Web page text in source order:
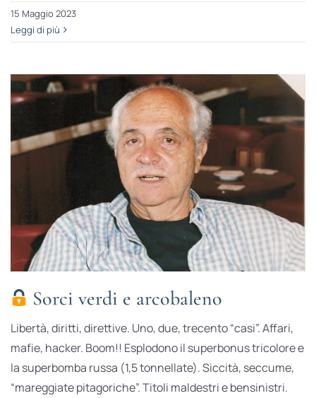
15 Maggio 2023
Leggi di più
Sorci verdi e arcobaleno
Libertà, diritti, direttive. Uno, due, trecento “casi”. Affari,
mafie, hacker. Boom!! Esplodono il superbonus tricolore e
la superbomba russa (1,5 tonnellate). Siccità, seccume,
“mareggiate pitagoriche”. Titoli maldestri e bensinistri.